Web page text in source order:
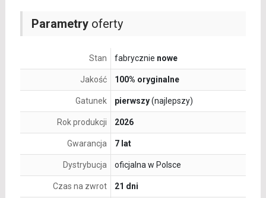
Parametryoferty
Stan fabrycznie nowe
Jakość 100% oryginalne
Gatunek pierwszy(najlepszy)
Rok produkcji 2026
Gwarancja 7 lat
Dystrybucja oficjalna w Polsce
Czas na zwrot 21 dni